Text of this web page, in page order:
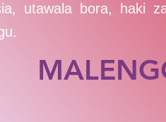
utawala bora, haki